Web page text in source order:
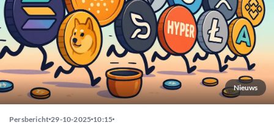
Nieuws
Persbericht 29-10-2025 10:15